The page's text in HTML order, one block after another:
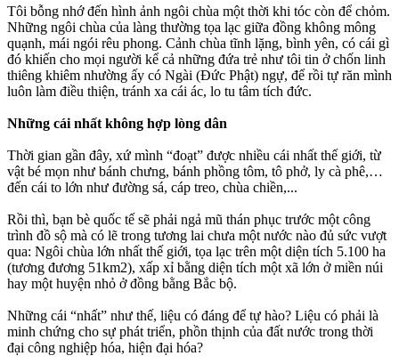
Tôi bỗng nhớ đến hình ảnh ngôi chùa một thời khi tóc còn để chỏm.
Những ngôi chùa của làng thường tọa lạc giữa đồng không mông
quạnh, mái ngói rêu phong. Cảnh chùa tĩnh lặng, bình yên, có cái gì
đó khiến cho mọi người kể cả những đứa trẻ như tôi tin ở chốn linh
thiêng khiêm nhường ấy có Ngài (Đức Phật) ngự, để rồi tự răn mình
luôn làm điều thiện, tránh xa cái ác, lo tu tâm tích đức.
Những cái nhất không hợp lòng dân
Thời gian gần đây, xứ mình “đoạt” được nhiều cái nhất thế giới, từ
vật bé mọn như bánh chưng, bánh phồng tôm, tô phở, ly cà phê,…
đến cái to lớn như đường sá, cáp treo, chùa chiền,...
Rồi thì, bạn bè quốc tế sẽ phải ngả mũ thán phục trước một công
trình đồ sộ mà có lẽ trong tương lai chưa một nước nào đủ sức vượt
qua: Ngôi chùa lớn nhất thế giới, tọa lạc trên một diện tích 5.100 ha
(tương đương 51km2), xấp xỉ bằng diện tích một xã lớn ở miền núi
hay một huyện nhỏ ở đồng bằng Bắc bộ.
Những cái “nhất” như thế, liệu có đáng để tự hào? Liệu có phải là
minh chứng cho sự phát triển, phồn thịnh của đất nước trong thời
đại công nghiệp hóa, hiện đại hóa?